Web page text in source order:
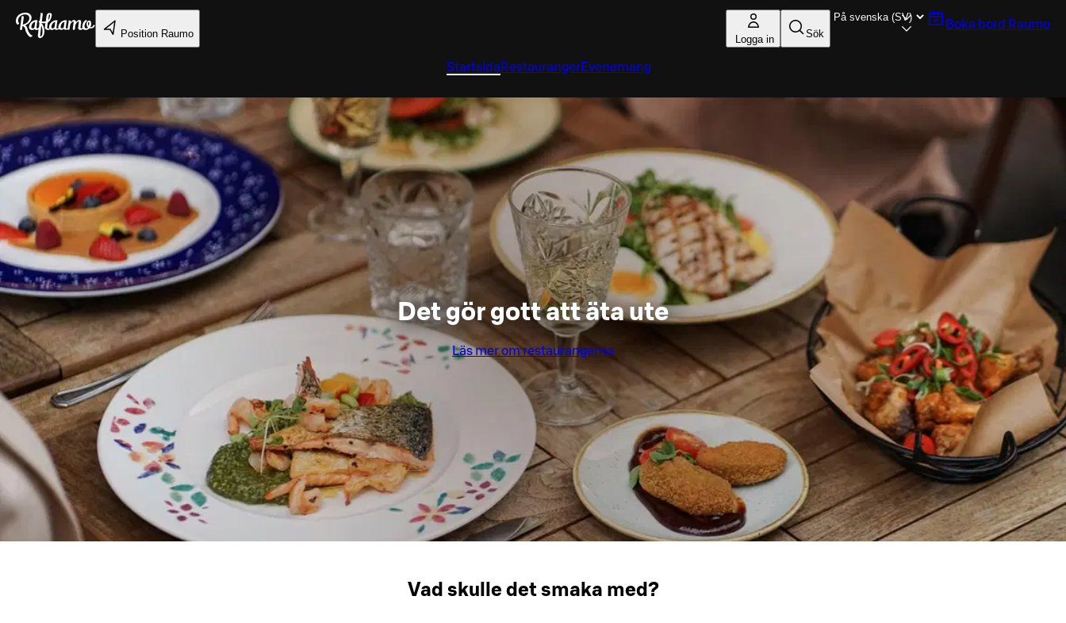
Gå till huvudinnehållet
Position Raumo Logga in Sök
Boka bord Raumo
Startsida RestaurangerEvenemang
Det gör gott att äta ute
Läs mer om restaurangerna
Vad skulle det smaka med?